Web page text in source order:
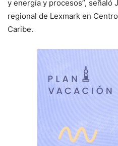
y energía y procesos”, señaló
regional de Lexmark en
Caribe.